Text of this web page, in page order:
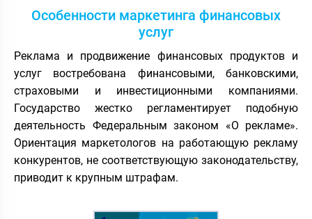
Особенности маркетинга финансовых
услуг
Реклама и продвижение финансовых продуктов и
услуг востребована финансовыми, банковскими,
страховыми и инвестиционными компаниями.
Государство жестко регламентирует подобную
деятельность Федеральным законом «О рекламе».
Ориентация маркетологов на работающую рекламу
конкурентов, не соответствующую законодательству,
приводит к крупным штрафам.